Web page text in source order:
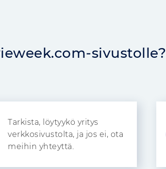
sivustolle?
Tarkista, löytyykö yritys
verkkosivustolta, ja jos ei, ota
meihin yhteyttä.